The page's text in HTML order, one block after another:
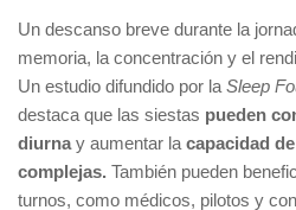
Un descanso breve durante la
memoria, la concentración y el
Un estudio difundido por la Sleep
destaca que las siestas pueden
diurna y aumentar la capacidad
complejas. También pueden
turnos, como médicos, pilotos y